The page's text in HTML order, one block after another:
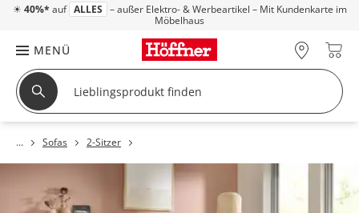
☀ 40%* auf ALLES – außer Elektro- & Werbeartikel – Mit Kundenkarte im
Möbelhaus
MENÜ
Sofas 2-Sitzer